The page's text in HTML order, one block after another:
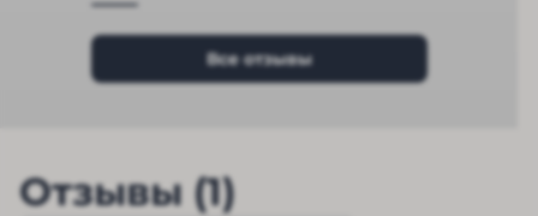
Все отзывы
Отзывы (1)